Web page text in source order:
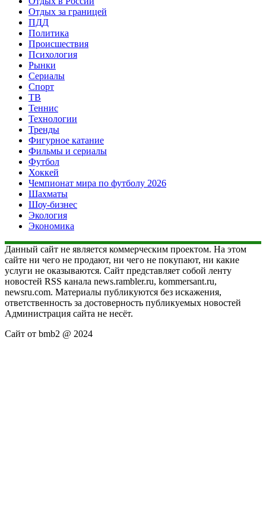
Отдых за границей
ПДД
Политика
Происшествия
Психология
Рынки
Сериалы
Спорт
ТВ
Теннис
Технологии
Тренды
Фигурное катание
Фильмы и сериалы
Футбол
Хоккей
Чемпионат мира по футболу 2026
Шахматы
Шоу-бизнес
Экология
Экономика
Данный сайт не является коммерческим проектом. На этом
сайте ни чего не продают, ни чего не покупают, ни какие
услуги не оказываются. Сайт представляет собой ленту
новостей RSS канала news.rambler.ru, kommersant.ru,
newsru.com. Материалы публикуются без искажения,
ответственность за достоверность публикуемых новостей
Администрация сайта не несёт.
Сайт от bmb2 @ 2024